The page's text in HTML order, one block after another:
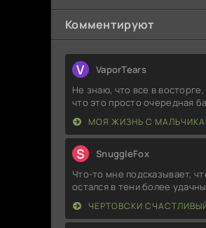
Комментируют
V VaporTears
Не знаю, что все в
что это просто очередная
МОЯ ЖИЗНЬ С
S SnuggleFox
Что-то мне подсказывает,
остался в тени более
ЧЕРТОВСКИ